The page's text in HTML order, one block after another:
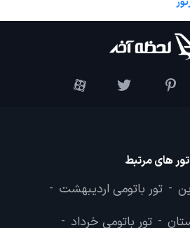
تور های مرتبط
- تور باتومی اردیبهشت -
- تور باتومی خرداد -